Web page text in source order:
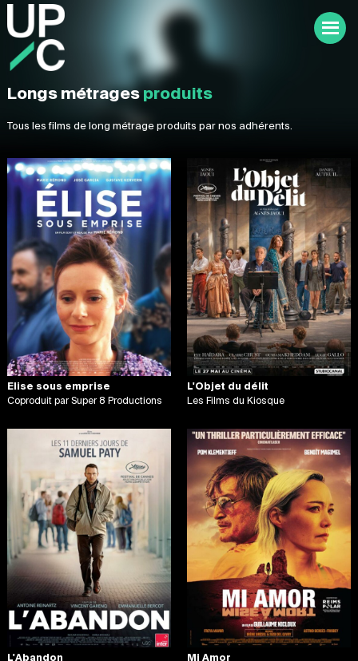
Longs métrages produits
Tous les films de long métrage produits par nos adhérents.
Elise sous emprise
Coproduit par Super 8 Productions
L'Objet du délit
Les Films du Kiosque
L'Abandon
Mi Amor